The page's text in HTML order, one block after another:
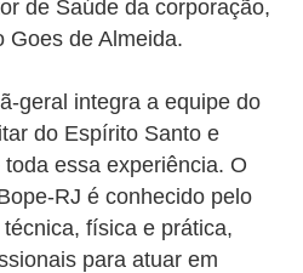
de Saúde da corporação,
Goes de Almeida.
geral integra a equipe do
do Espírito Santo e
essa experiência. O
RJ é conhecido pelo
física e prática,
para atuar em